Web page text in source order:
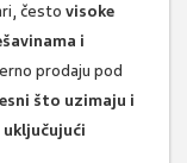
često visoke
i
prodaju pod
što uzimaju i